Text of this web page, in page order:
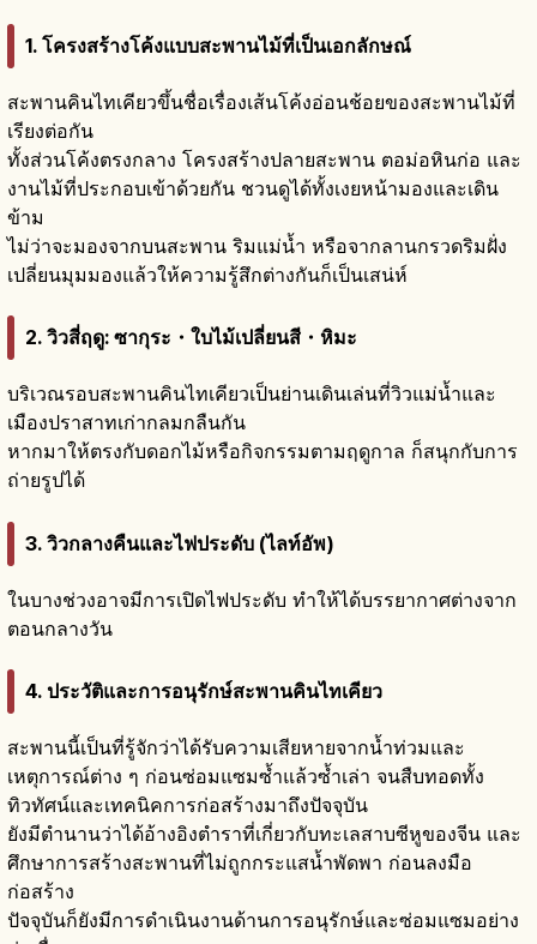
1. โครงสร้างโค้งแบบสะพานไม้ที่เป็นเอกลักษณ์
สะพานคินไทเคียวขึ้นชื่อเรื่องเส้นโค้งอ่อนช้อยของสะพานไม้ที่
เรียงต่อกัน
ทั้งส่วนโค้งตรงกลาง โครงสร้างปลายสะพาน ตอม่อหินก่อ และ
งานไม้ที่ประกอบเข้าด้วยกัน ชวนดูได้ทั้งเงยหน้ามองและเดิน
ข้าม
ไม่ว่าจะมองจากบนสะพาน ริมแม่น้ำ หรือจากลานกรวดริมฝั่ง
เปลี่ยนมุมมองแล้วให้ความรู้สึกต่างกันก็เป็นเสน่ห์
2. วิวสี่ฤดู: ซากุระ・ใบไม้เปลี่ยนสี・หิมะ
บริเวณรอบสะพานคินไทเคียวเป็นย่านเดินเล่นที่วิวแม่น้ำและ
เมืองปราสาทเก่ากลมกลืนกัน
หากมาให้ตรงกับดอกไม้หรือกิจกรรมตามฤดูกาล ก็สนุกกับการ
ถ่ายรูปได้
3. วิวกลางคืนและไฟประดับ (ไลท์อัพ)
ในบางช่วงอาจมีการเปิดไฟประดับ ทำให้ได้บรรยากาศต่างจาก
ตอนกลางวัน
4. ประวัติและการอนุรักษ์สะพานคินไทเคียว
สะพานนี้เป็นที่รู้จักว่าได้รับความเสียหายจากน้ำท่วมและ
เหตุการณ์ต่าง ๆ ก่อนซ่อมแซมซ้ำแล้วซ้ำเล่า จนสืบทอดทั้ง
ทิวทัศน์และเทคนิคการก่อสร้างมาถึงปัจจุบัน
ยังมีตำนานว่าได้อ้างอิงตำราที่เกี่ยวกับทะเลสาบซีหูของจีน และ
ศึกษาการสร้างสะพานที่ไม่ถูกกระแสน้ำพัดพา ก่อนลงมือ
ก่อสร้าง
ปัจจุบันก็ยังมีการดำเนินงานด้านการอนุรักษ์และซ่อมแซมอย่าง